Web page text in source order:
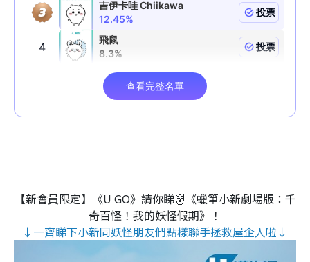
【新會員限定】《U GO》請你睇👹《蠟筆小新劇場版：千
奇百怪！我的妖怪假期》！
↓一齊睇下小新同妖怪朋友們點樣聯手拯救屋企人啦↓